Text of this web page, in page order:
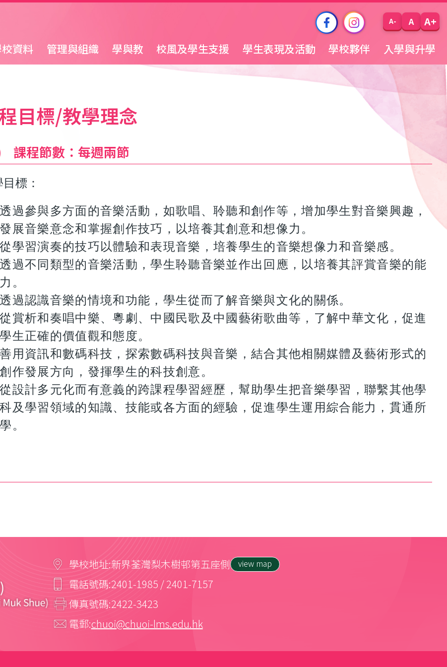
A- A A+
資料 管理與組織 學與教 校風及學生支援 學生表現及活動 學校夥伴 入學與升學
目標/教學理念
課程節數：每週兩節
標：
透過參與多方面的音樂活動，如歌唱、聆聽和創作等，增加學生對音樂興趣，
發展音樂意念和掌握創作技巧，以培養其創意和想像力。
從學習演奏的技巧以體驗和表現音樂，培養學生的音樂想像力和音樂感。
透過不同類型的音樂活動，學生聆聽音樂並作出回應，以培養其評賞音樂的能
力。
透過認識音樂的情境和功能，學生從而了解音樂與文化的關係。
從賞析和奏唱中樂、粵劇、中國民歌及中國藝術歌曲等，了解中華文化，促進
學生正確的價值觀和態度。
善用資訊和數碼科技，探索數碼科技與音樂，結合其他相關媒體及藝術形式的
創作發展方向，發揮學生的科技創意。
從設計多元化而有意義的跨課程學習經歷，幫助學生把音樂學習，聯繫其他學
科及學習領域的知識、技能或各方面的經驗，促進學生運用綜合能力，貫通所
學。
學校地址:新界荃灣梨木樹邨第五座側 view map
電話號碼:2401-1985 / 2401-7157
傳真號碼:2422-3423
電郵:chuoi@chuoi-lms.edu.hk